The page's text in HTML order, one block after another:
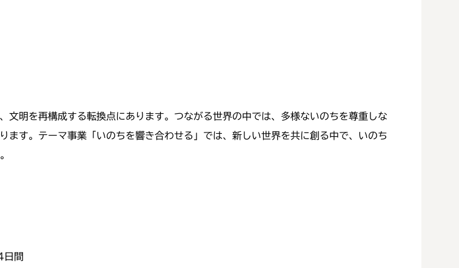
明を再構成する転換点にあります。つながる世界の中では、多様ないのちを尊重しな
ます。テーマ事業「いのちを響き合わせる」では、新しい世界を共に創る中で、いのち
間